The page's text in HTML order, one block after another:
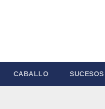
CABALLO SUCESOS